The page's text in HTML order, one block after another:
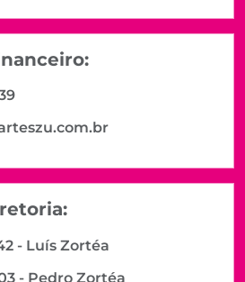
- Luís Zortéa
- Pedro Zortéa